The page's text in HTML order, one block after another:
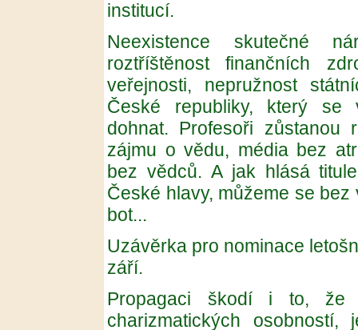
institucí.
Neexistence skutečné
roztříštěnost finančních
veřejnosti, nepružnost
České republiky, který se
dohnat. Profesoři zůstanou
zájmu o vědu, média bez
bez vědců. A jak hlásá
České hlavy, můžeme se
bot...
Uzávěrka pro nominace
září.
Propagaci škodí i to, že
charizmatických